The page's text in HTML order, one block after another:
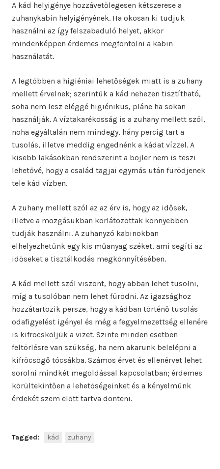
A kád helyigénye hozzávetőlegesen kétszerese a
zuhanykabin helyigényének. Ha okosan ki tudjuk
használni az így felszabaduló helyet, akkor
mindenképpen érdemes megfontolni a kabin
használatát.
A legtöbben a higiéniai lehetőségek miatt is a zuhany
mellett érvelnek; szerintük a kád nehezen tisztítható,
soha nem lesz eléggé higiénikus, pláne ha sokan
használják. A víztakarékosság is a zuhany mellett szól,
noha egyáltalán nem mindegy, hány percig tart a
tusolás, illetve meddig engednénk a kádat vízzel. A
kisebb lakásokban rendszerint a bojler nem is teszi
lehetővé, hogy a család tagjai egymás után fürödjenek
tele kád vízben.
A zuhany mellett szól az az érv is, hogy az idősek,
illetve a mozgásukban korlátozottak könnyebben
tudják használni. A zuhanyzó kabinokban
elhelyezhetünk egy kis műanyag széket, ami segíti az
időseket a tisztálkodás megkönnyítésében.
A kád mellett szól viszont, hogy abban lehet tusolni,
míg a tusolóban nem lehet fürödni. Az igazsághoz
hozzátartozik persze, hogy a kádban történő tusolás
odafigyelést igényel és még a fegyelmezettség ellenére
is kifröcsköljük a vizet. Szinte minden esetben
feltörlésre van szükség, ha nem akarunk belelépni a
kifröcsögő tócsákba. Számos érvet és ellenérvet lehet
sorolni mindkét megoldással kapcsolatban; érdemes
körültekintően a lehetőségeinket és a kényelmünk
érdekét szem előtt tartva dönteni.
Tagged: kád zuhany